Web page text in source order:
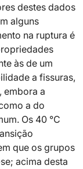
destes dados
alguns
na ruptura é
às de um
a fissuras,
embora a
a do
Os 40 °C
que os grupos
acima desta